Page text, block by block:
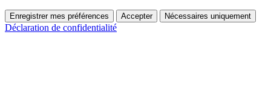
Enregistrer mes préférences Accepter Nécessaires uniquement
Déclaration de confidentialité